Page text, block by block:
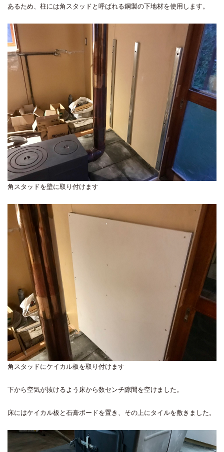
あるため、柱には角スタッドと呼ばれる鋼製の下地材を使用します。
角スタッドを壁に取り付けます
角スタッドにケイカル板を取り付けます
下から空気が抜けるよう床から数センチ隙間を空けました。
床にはケイカル板と石膏ボードを置き、その上にタイルを敷きました。